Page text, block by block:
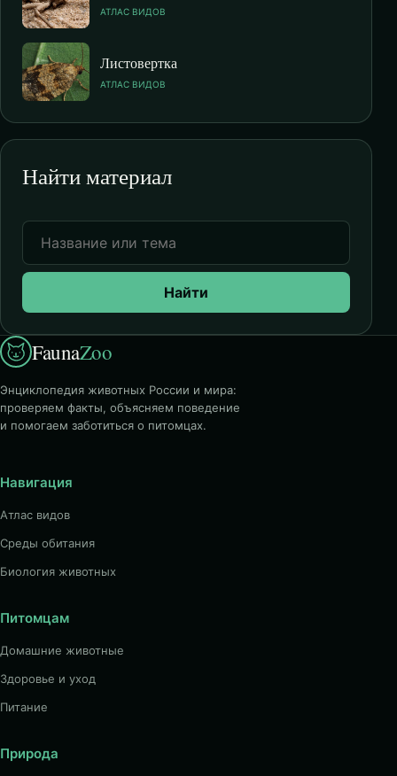
АТЛАС ВИДОВ
Листовертка
АТЛАС ВИДОВ
Найти материал
Найти
FaunaZoo
Энциклопедия животных России и мира:
проверяем факты, объясняем поведение
и помогаем заботиться о питомцах.
Навигация
Атлас видов
Среды обитания
Биология животных
Питомцам
Домашние животные
Здоровье и уход
Питание
Природа